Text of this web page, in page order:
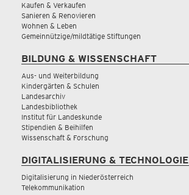
Kaufen & Verkaufen
Sanieren & Renovieren
Wohnen & Leben
Gemeinnützige/mildtätige Stiftungen
BILDUNG & WISSENSCHAFT
Aus- und Weiterbildung
Kindergärten & Schulen
Landesarchiv
Landesbibliothek
Institut für Landeskunde
Stipendien & Beihilfen
Wissenschaft & Forschung
DIGITALISIERUNG & TECHNOLOGIE
Digitalisierung in Niederösterreich
Telekommunikation